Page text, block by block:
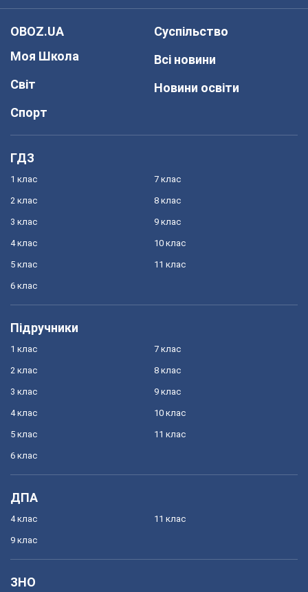
OBOZ.UA
Моя Школа
Світ
Спорт
Суспільство
Всі новини
Новини освіти
ГДЗ
1 клас
2 клас
3 клас
4 клас
5 клас
6 клас
7 клас
8 клас
9 клас
10 клас
11 клас
Підручники
1 клас
2 клас
3 клас
4 клас
5 клас
6 клас
7 клас
8 клас
9 клас
10 клас
11 клас
ДПА
4 клас
9 клас
11 клас
ЗНО